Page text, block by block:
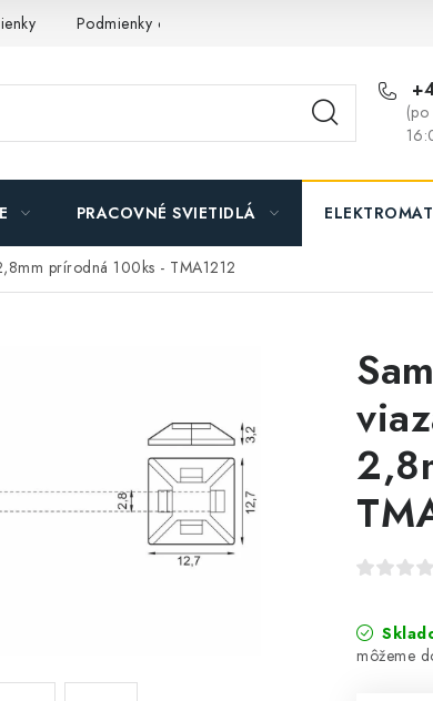
Podmienky ochrany osobných údajov O nás
PRACOVNÉ SVIETIDLÁ
prírodná 100ks - TMA1212